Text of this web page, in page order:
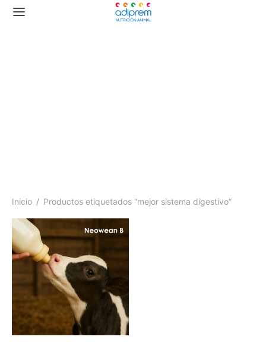
Inicio / Productos etiquetados “mejor sistema digestivo”